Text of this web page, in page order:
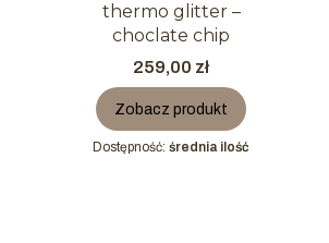
thermo glitter –
choclate chip
Cena
259,00 zł
Zobacz produkt
Dostępność: średnia ilość